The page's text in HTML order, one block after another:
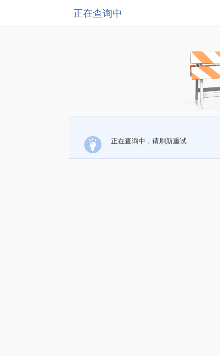
正在查询中
正在查询中，请刷新重试